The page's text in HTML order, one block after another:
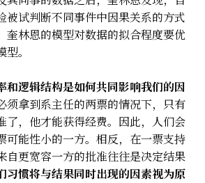
被试判断不同事件中因果关系的方式
奎林恩的模型对数据的拟合程度要优
。
和逻辑结构是如何共同影响我们的因
须拿到系主任的两票的情况下，只有
了，他才能获得经费。因此，人们会
可能性小的一方。相反，在一票支持
自更宽容一方的批准往往是决定结果
习惯将与结果同时出现的因素视为原